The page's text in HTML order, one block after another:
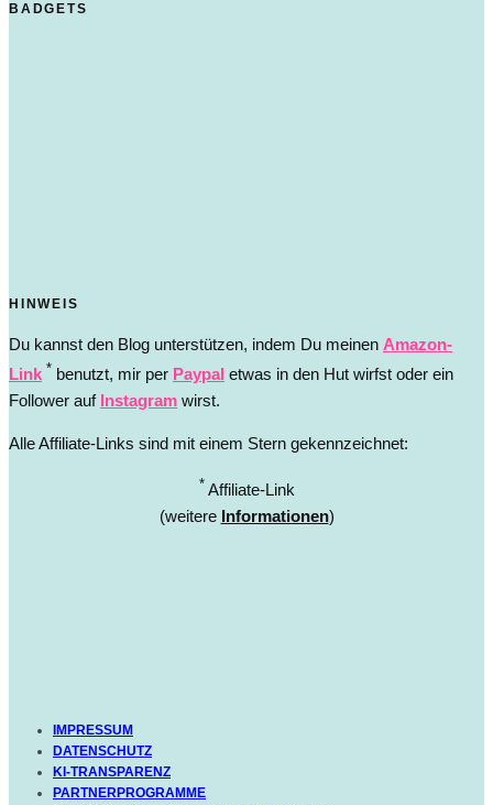
BADGETS
HINWEIS
Du kannst den Blog unterstützen, indem Du meinen Amazon-
Link * benutzt, mir per Paypal etwas in den Hut wirfst oder ein
Follower auf Instagram wirst.
Alle Affiliate-Links sind mit einem Stern gekennzeichnet:
* Affiliate-Link
(weitere Informationen)
IMPRESSUM
DATENSCHUTZ
KI-TRANSPARENZ
PARTNERPROGRAMME